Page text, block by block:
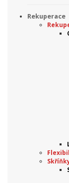
Rekuperace